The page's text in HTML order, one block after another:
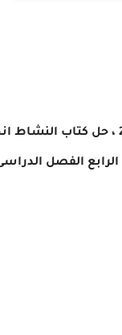
حل كتاب النشاط لغة انجليزية الصف الرابع الفصل
الرابع الفصل الدراسى